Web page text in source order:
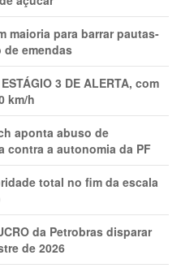
maioria para barrar pautas-
emendas
3 DE ALERTA, com
km/h
aponta abuso de
contra a autonomia da PF
total no fim da escala
da Petrobras disparar
de 2026